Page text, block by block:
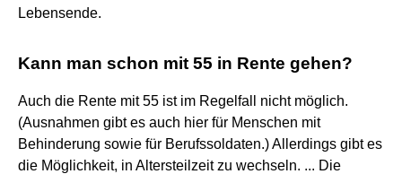
Lebensende.
Kann man schon mit 55 in Rente gehen?
Auch die Rente mit 55 ist im Regelfall nicht möglich.
(Ausnahmen gibt es auch hier für Menschen mit
Behinderung sowie für Berufssoldaten.) Allerdings gibt es
die Möglichkeit, in Altersteilzeit zu wechseln. ... Die